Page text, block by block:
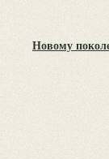
Новому